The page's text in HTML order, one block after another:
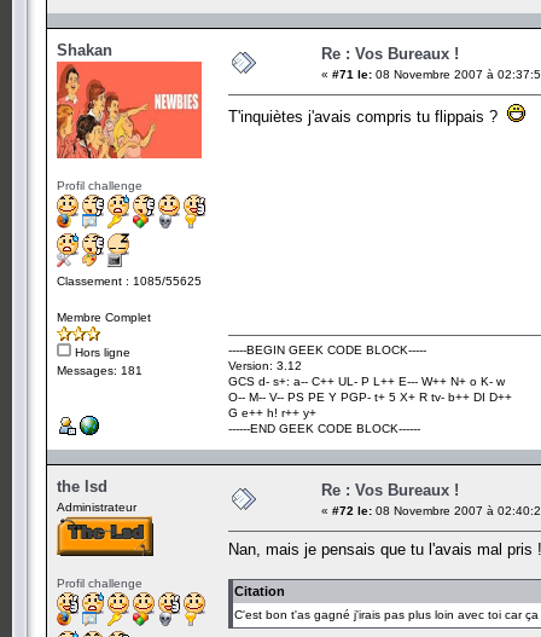
Shakan
Profil challenge
Classement : 1085/55625
Membre Complet
Hors ligne
Messages: 181
Re : Vos Bureaux !
« #71 le: 08 Novembre 2007 à
T'inquiètes j'avais compris tu flippais ?
-----BEGIN GEEK CODE BLOCK-----
Version: 3.12
GCS d- s+: a-- C++ UL- P L++ E--- W++ N+ o K- w
O-- M-- V-- PS PE Y PGP- t+ 5 X+ R tv- b++ DI D++
G e++ h! r++ y+
------END GEEK CODE BLOCK------
the lsd
Administrateur
Profil challenge
Re : Vos Bureaux !
« #72 le: 08 Novembre 2007 à
Nan, mais je pensais que tu l'avais mal pris !
Citation
C'est bon t'as gagné j'irais pas plus loin avec toi car